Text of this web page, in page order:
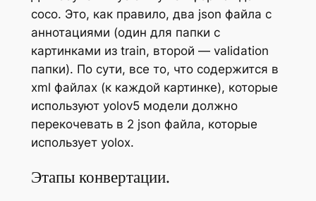
coco. Это, как правило, два json файла c
аннотациями (один для папки с
картинками из train, второй — validation
папки). По сути, все то, что содержится в
xml файлах (к каждой картинке), которые
используют yolov5 модели должно
перекочевать в 2 json файла, которые
использует yolox.
Этапы конвертации.